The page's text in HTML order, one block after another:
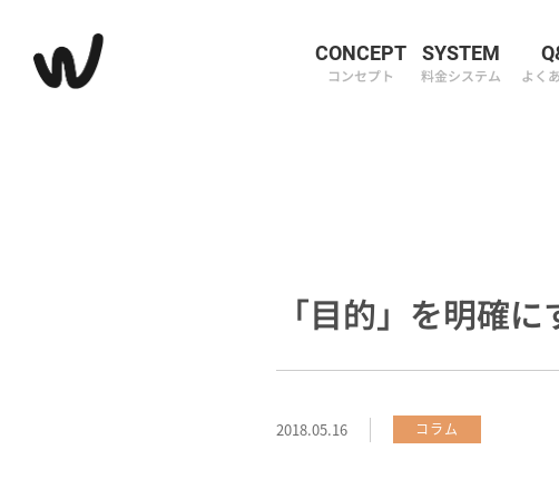
CONCEPT
コンセプト
SYSTEM
料金システム よく
「目的」を明確に
2018.05.16 コラム